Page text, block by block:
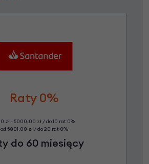
Raty 0%
zł - 5000,00 zł / do 10 rat 0%
od 5001,00 zł / do 20 rat 0%
do 60 miesięcy